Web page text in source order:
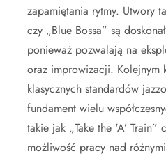
zapamiętania rytmy. Utwory
czy „Blue Bossa” są
ponieważ pozwalają na
oraz improwizacji. Kolejnym
klasycznych standardów
fundament wielu
takie jak „Take the 'A’
możliwość pracy nad